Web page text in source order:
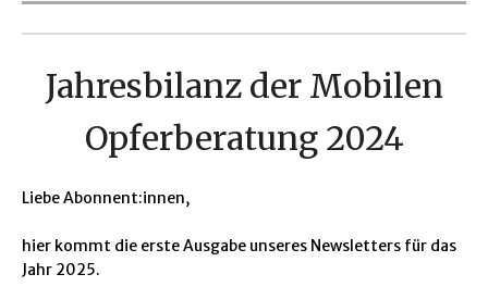
Jahresbilanz der Mobilen
Opferberatung 2024
Liebe Abonnent:innen,
hier kommt die erste Ausgabe unseres Newsletters für das
Jahr 2025.